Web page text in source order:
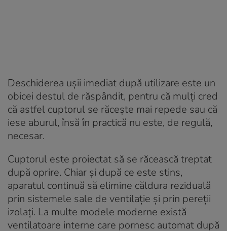
Deschiderea ușii imediat după utilizare este un
obicei destul de răspândit, pentru că mulți cred
că astfel cuptorul se răcește mai repede sau că
iese aburul, însă în practică nu este, de regulă,
necesar.
Cuptorul este proiectat să se răcească treptat
după oprire. Chiar și după ce este stins,
aparatul continuă să elimine căldura reziduală
prin sistemele sale de ventilație și prin pereții
izolați. La multe modele moderne există
ventilatoare interne care pornesc automat după